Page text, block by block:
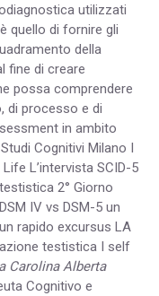
utilizzati
quello di fornire gli
della
fine di creare
possa comprendere
di processo e di
in ambito
Cognitivi Milano I
L’intervista SCID-5
2° Giorno
IV vs DSM-5 un
rapido excursus LA
testistica I self
Carolina Alberta
Cognitivo e